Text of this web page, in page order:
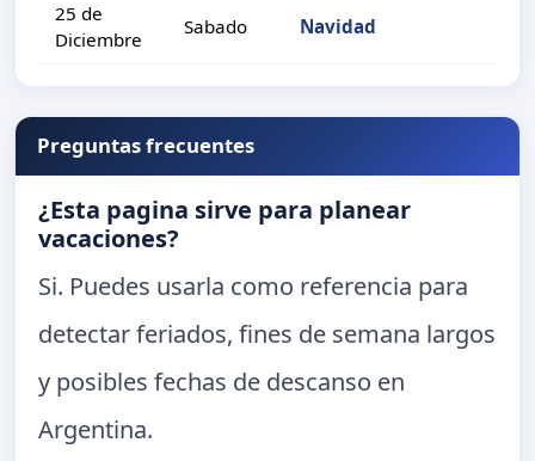
25 de
Diciembre
Sabado Navidad
Preguntas frecuentes
¿Esta pagina sirve para planear
vacaciones?
Si. Puedes usarla como referencia para
detectar feriados, fines de semana largos
y posibles fechas de descanso en
Argentina.